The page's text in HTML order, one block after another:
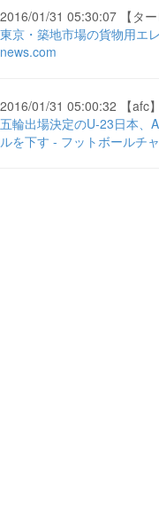
2016/01/31 05:30:07 【ター
東京・築地市場の貨物用エ
news.com
2016/01/31 05:00:32 【afc】
五輪出場決定のU-23日本、
ルを下す - フットボールチ